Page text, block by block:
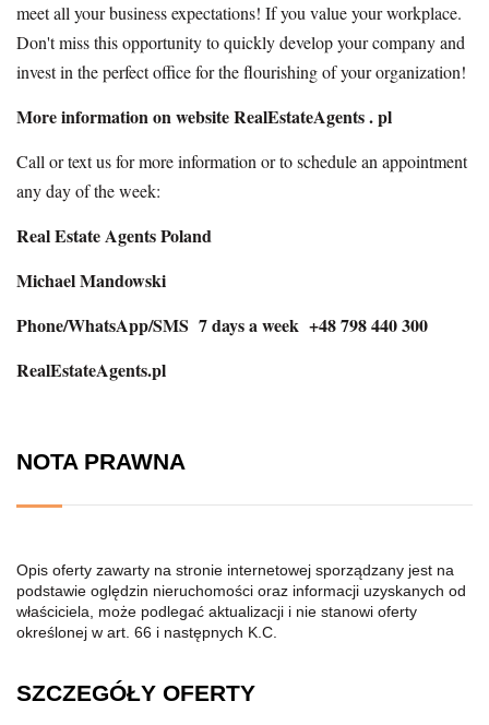
meet all your business expectations! If you value your workplace.
Don't miss this opportunity to quickly develop your company and
invest in the perfect office for the flourishing of your organization!
More information on website RealEstateAgents . pl
Call or text us for more information or to schedule an appointment
any day of the week:
Real Estate Agents Poland
Michael Mandowski
Phone/WhatsApp/SMS 7 days a week +48 798 440 300
RealEstateAgents.pl
NOTA PRAWNA
Opis oferty zawarty na stronie internetowej sporządzany jest na
podstawie oględzin nieruchomości oraz informacji uzyskanych od
właściciela, może podlegać aktualizacji i nie stanowi oferty
określonej w art. 66 i następnych K.C.
SZCZEGÓŁY OFERTY